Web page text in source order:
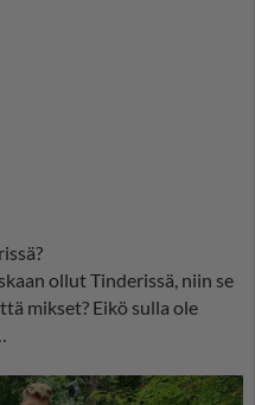
ollut Tinderissä, niin se
mikset? Eikö sulla ole